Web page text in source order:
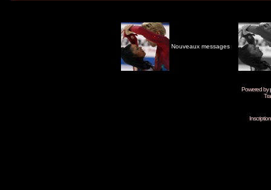
Nouveaux messages
Powered by